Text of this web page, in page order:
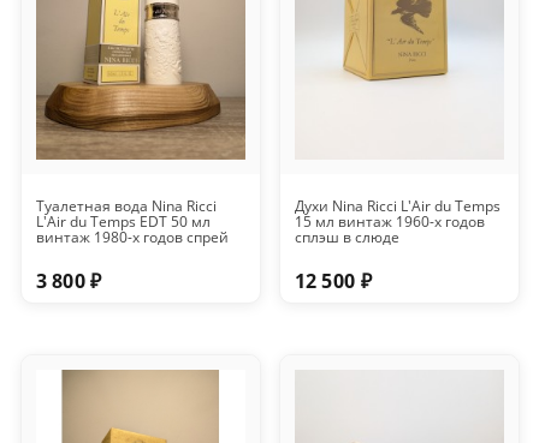
Туалетная вода Nina Ricci
L'Air du Temps EDT 50 мл
винтаж 1980-х годов спрей
3 800 ₽
Духи Nina Ricci L'Air du Temps
15 мл винтаж 1960-х годов
сплэш в слюде
12 500 ₽